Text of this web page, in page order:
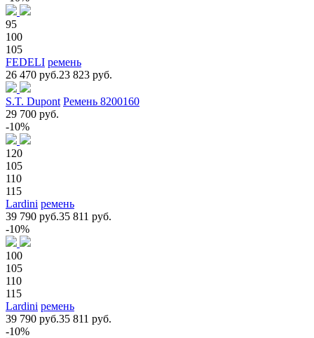
95
100
105
FEDELI ремень
26 470 руб.23 823 руб.
S.T. Dupont Ремень 8200160
29 700 руб.
-10%
120
105
110
115
Lardini ремень
39 790 руб.35 811 руб.
-10%
100
105
110
115
Lardini ремень
39 790 руб.35 811 руб.
-10%